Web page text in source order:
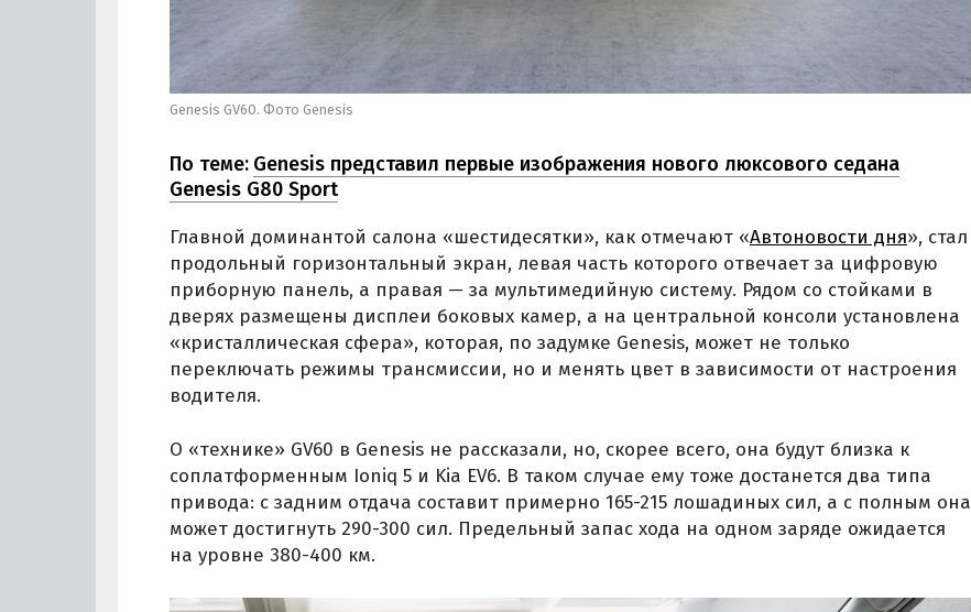
Genesis GV60. Фото Genesis
По теме: Genesis представил первые изображения нового люксового седана
Genesis G80 Sport
Главной доминантой салона «шестидесятки», как отмечают «Автоновости дня», стал
продольный горизонтальный экран, левая часть которого отвечает за цифровую
приборную панель, а правая — за мультимедийную систему. Рядом со стойками в
дверях размещены дисплеи боковых камер, а на центральной консоли установлена
«кристаллическая сфера», которая, по задумке Genesis, может не только
переключать режимы трансмиссии, но и менять цвет в зависимости от настроения
водителя.
О «технике» GV60 в Genesis не рассказали, но, скорее всего, она будут близка к
соплатформенным Ioniq 5 и Kia EV6. В таком случае ему тоже достанется два типа
привода: с задним отдача составит примерно 165-215 лошадиных сил, а с полным она
может достигнуть 290-300 сил. Предельный запас хода на одном заряде ожидается
на уровне 380-400 км.